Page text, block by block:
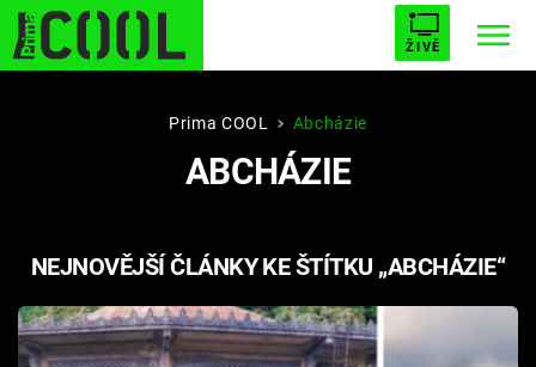
ŽIVĚ
STARHOUSE BUFFY, PŘEMOŽITELKA UPÍRŮ
PLNEJ KOTEL AVENGERS 5
Témata
Prima COOL Abcházie
ABCHÁZIE
NEJNOVĚJŠÍ ČLÁNKY KE ŠTÍTKU „ABCHÁZIE“